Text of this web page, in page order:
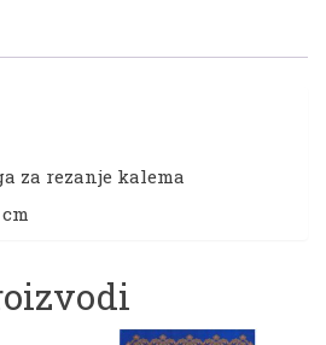
za rezanje kalema